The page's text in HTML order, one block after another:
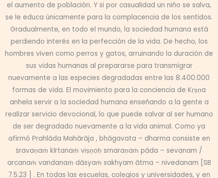
el aumento de población. Y si por casualidad un niño se salva,
se le educa únicamente para la complacencia de los sentidos.
Gradualmente, en todo el mundo, la sociedad humana está
perdiendo interés en la perfección de la vida. De hecho, los
hombres viven como perros y gatos, arruinando la duración de
sus vidas humanas al prepararse para transmigrar
nuevamente a las especies degradadas entre las 8.400.000
formas de vida. El movimiento para la conciencia de Kṛṣṇa
anhela servir a la sociedad humana enseñando a la gente a
realizar servicio devocional, lo que puede salvar al ser humano
de ser degradado nuevamente a la vida animal. Como ya
afirmó Prahlāda Mahārāja , bhāgavata – dharma consiste en
śravaṇaṁ kīrtanaṁ viṣṇoḥ smaraṇaṁ pāda – sevanam /
arcanaṁ vandanaṁ dāsyaṁ sakhyam ātma – nivedanam [SB
7.5.23 ] . En todas las escuelas, colegios y universidades, y en